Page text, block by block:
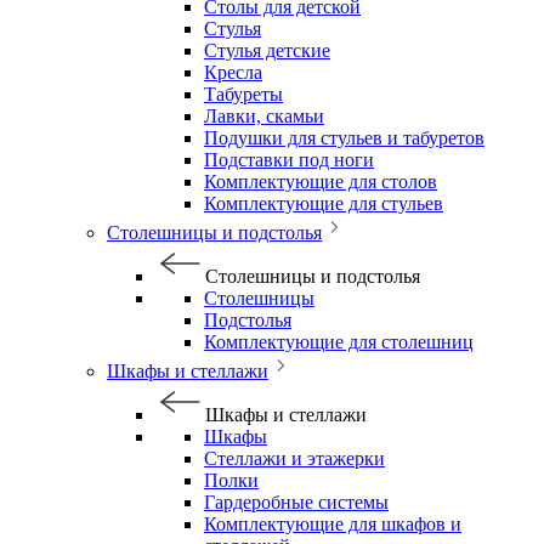
Столы для детской
Стулья
Стулья детские
Кресла
Табуреты
Лавки, скамьи
Подушки для стульев и табуретов
Подставки под ноги
Комплектующие для столов
Комплектующие для стульев
Столешницы и подстолья
Столешницы и подстолья
Столешницы
Подстолья
Комплектующие для столешниц
Шкафы и стеллажи
Шкафы и стеллажи
Шкафы
Стеллажи и этажерки
Полки
Гардеробные системы
Комплектующие для шкафов и